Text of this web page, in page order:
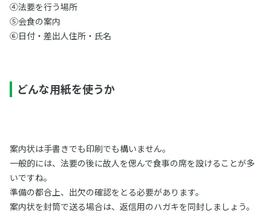
④法要を行う場所
⑤会食の案内
⑥日付・差出人住所・氏名
どんな用紙を使うか
案内状は手書きでも印刷でも構いません。
一般的には、法要の後に故人を偲んで食事の席を設けることが多
いですね。
準備の都合上、出欠の確認をとる必要があります。
案内状を封筒で送る場合は、返信用のハガキを同封しましょう。